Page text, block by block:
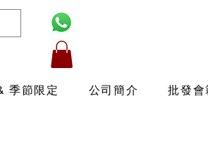
/註冊
季節限定 公司簡介 批發會